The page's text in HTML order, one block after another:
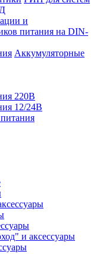
и
питания на DIN-
Аккумуляторные
220В
12/24В
и аксессуары